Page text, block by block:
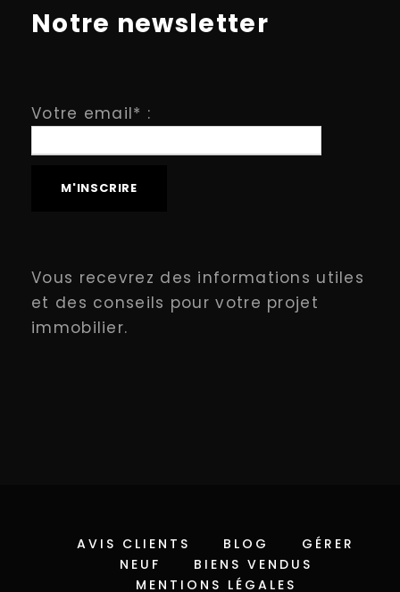
Notre newsletter
Votre email* :
Vous recevrez des informations utiles
et des conseils pour votre projet
immobilier.
AVIS CLIENTS BLOG
GÉRER
NEUF
BIENS VENDUS
MENTIONS LÉGALES